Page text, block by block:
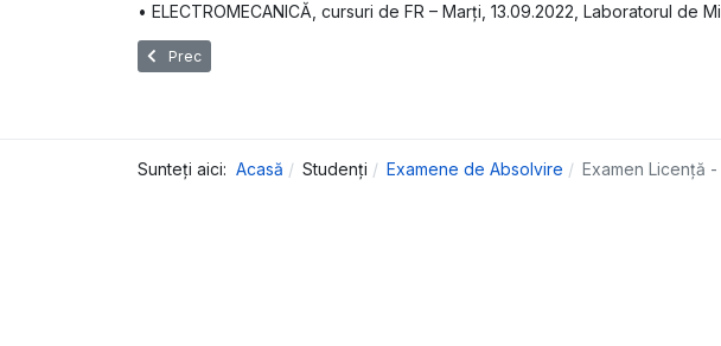
• ELECTROMECANICĂ, cursuri de FR – Marți, 13.09.2022, Laboratorul de
Articol precedent: Examen Licență - IULIE 2022
Prec
Sunteți aici: Acasă Studenți Examene de Absolvire Examen Licență -